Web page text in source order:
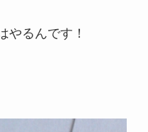
やるんです！